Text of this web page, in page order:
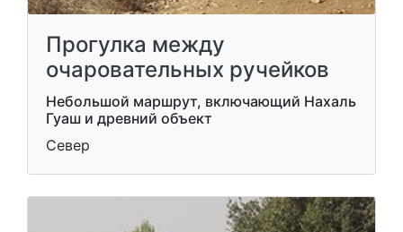
Прогулка между
очаровательных ручейков
Небольшой маршрут, включающий Нахаль
Гуаш и древний объект
Север